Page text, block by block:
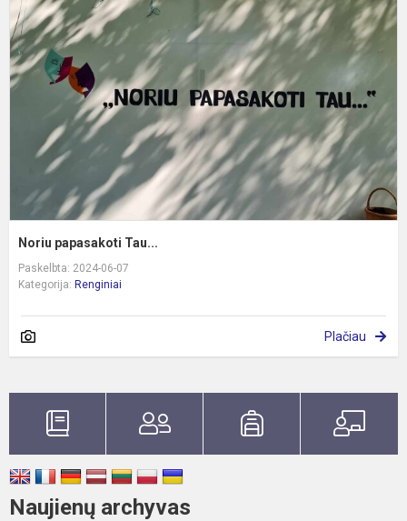
Noriu papasakoti Tau...
Paskelbta: 2024-06-07
Kategorija: Renginiai
Plačiau
Naujienų archyvas